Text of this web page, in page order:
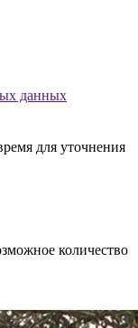
данных
для уточнения
количество